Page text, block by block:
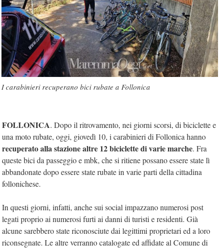
I carabinieri recuperano bici rubate a Follonica
FOLLONICA. Dopo il ritrovamento, nei giorni scorsi, di biciclette e
una moto rubate, oggi, giovedì 10, i carabinieri di Follonica hanno
recuperato alla stazione altre 12 biciclette di varie marche. Fra
queste bici da passeggio e mbk, che si ritiene possano essere state lì
abbandonate dopo essere state rubate in varie parti della cittadina
follonichese.
In questi giorni, infatti, anche sui social impazzano numerosi post
legati proprio ai numerosi furti ai danni di turisti e residenti. Già
alcune sarebbero state riconosciute dai legittimi proprietari ed a loro
riconsegnate. Le altre verranno catalogate ed affidate al Comune di